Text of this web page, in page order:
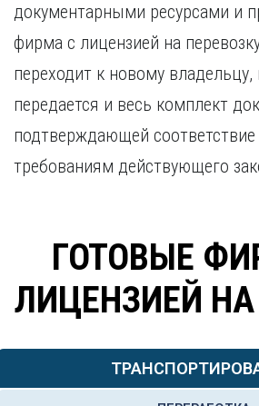
документарными ресурсами и
фирма с лицензией на
переходит к новому владельцу,
передается и весь комплект
подтверждающей соответствие
требованиям действующего
ГОТОВЫЕ
ЛИЦЕНЗИЕЙ